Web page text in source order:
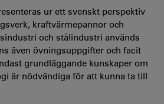
ur ett svenskt perspektiv
kraftvärmepannor och
och stålindustri används
även övningsuppgifter och facit
grundläggande kunskaper om
är nödvändiga för att kunna ta till